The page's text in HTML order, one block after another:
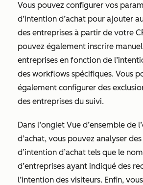
Vous pouvez configurer vos
d’intention d’achat pour ajouter
des entreprises à partir de votre
pouvez également inscrire
entreprises en fonction de
des workflows spécifiques. Vous
également configurer des
des entreprises du suivi.
Dans l’onglet Vue d’ensemble de
d’achat, vous pouvez analyser
d’intention d’achat tels que le
d’entreprises ayant indiqué des
l’intention des visiteurs. Enfin,